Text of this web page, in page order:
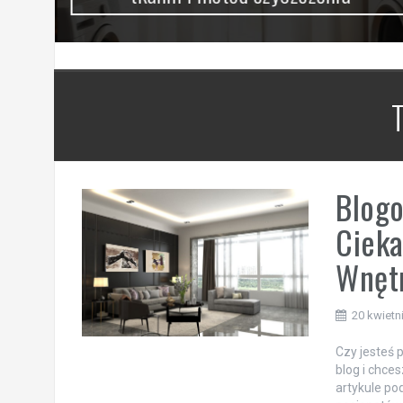
20
Czy jesteś
blog i
artykule